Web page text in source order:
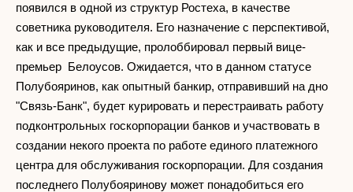
появился в одной из структур Ростеха, в качестве
советника руководителя. Его назначение с перспективой,
как и все предыдущие, пролоббировал первый вице-
премьер Белоусов. Ожидается, что в данном статусе
Полубояринов, как опытный банкир, отправивший на дно
"Связь-Банк", будет курировать и перестраивать работу
подконтрольных госкорпорации банков и участвовать в
создании некого проекта по работе единого платежного
центра для обслуживания госкорпорации. Для создания
последнего Полубояринову может понадобиться его